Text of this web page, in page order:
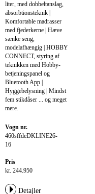
liter, med dobbeltanslag,
absorbtionsteknik |
Komfortable madrasser
med fjederkerne | Hæve
sænke seng,
modelafhængig | HOBBY
CONNECT, styring af
teknikken med Hobby-
betjeningspanel og
Bluetooth App |
Hyggebelysning | Mindst
fem stikdåser ... og meget
mere.
Vogn nr.
460sffdeDKLINE26-
16
Pris
kr. 244.950
Detajler